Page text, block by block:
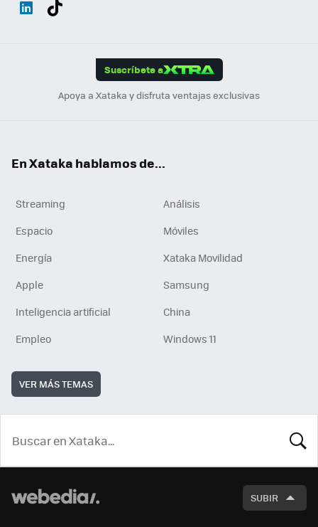
Suscríbete a
Apoya a Xataka y disfruta ventajas exclusivas
En Xataka hablamos de...
Streaming
Análisis
Espacio
Móviles
Energía
Xataka Movilidad
Apple
Samsung
Inteligencia artificial
China
Empleo
Windows 11
VER MÁS TEMAS
SUBIR